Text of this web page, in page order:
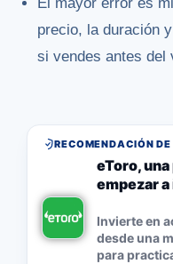
precio, la duración
si vendes antes del
RECOMENDACIÓN
eToro,
empezar
Invierte en
desde una
para